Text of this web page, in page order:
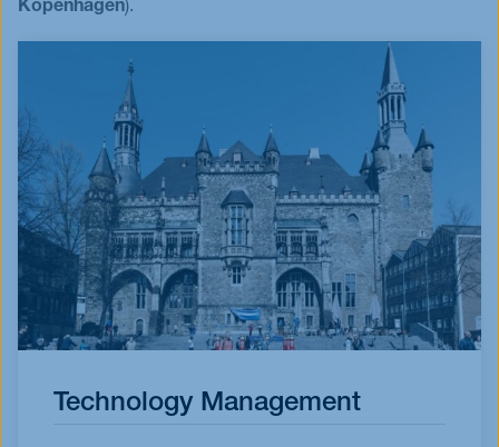
Kopenhagen).
Technology Management